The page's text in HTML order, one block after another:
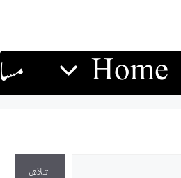
Home
تلاش